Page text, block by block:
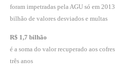
foram impetradas pela AGU só em
bilhão de valores desviados e multas
R$ 1,7 bilhão
é a soma do valor recuperado aos
três anos